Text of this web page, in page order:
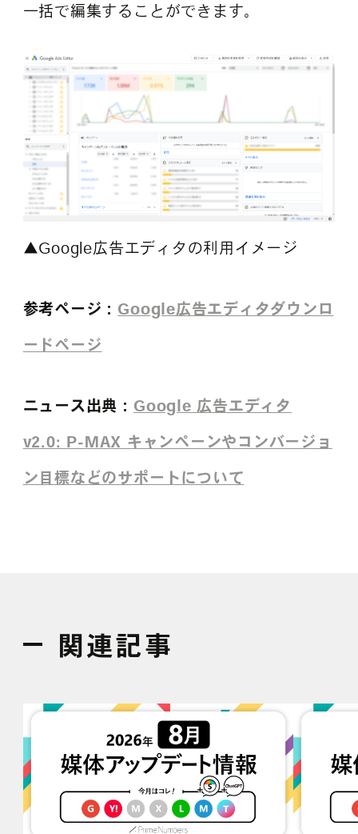
一括で編集することができます。
▲Google広告エディタの利用イメージ
参考ページ： Google広告エディタダウンロ
ードページ
ニュース出典： Google 広告エディタ
v2.0: P-MAX キャンペーンやコンバージョ
ン目標などのサポートについて
関連記事